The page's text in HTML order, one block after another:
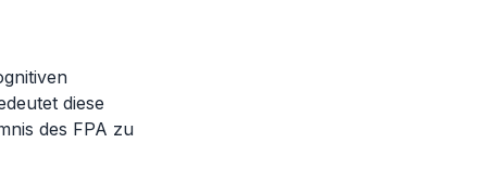
diese
des FPA zu